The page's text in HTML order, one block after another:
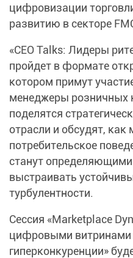
цифровизации
развитию в секторе
«CEO Talks: Лидеры
пройдет в формате
котором примут
менеджеры розничных
поделятся
отрасли и обсудят, как
потребительское
станут определяющими
выстраивать
турбулентности.
Сессия «Marketplace
цифровыми витринами
гиперконкуренции»